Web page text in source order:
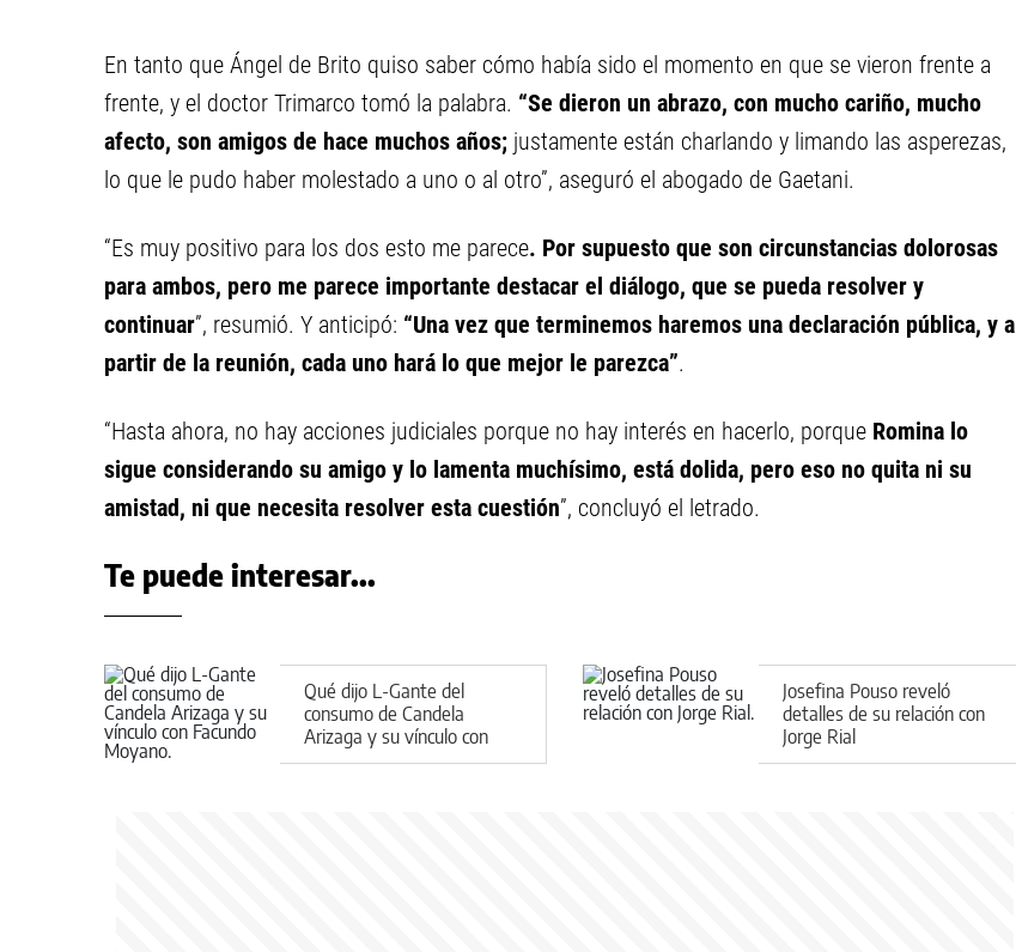
En tanto que Ángel de Brito quiso saber cómo había sido el momento en que se vieron frente a
frente, y el doctor Trimarco tomó la palabra. “Se dieron un abrazo, con mucho cariño, mucho
afecto, son amigos de hace muchos años; justamente están charlando y limando las asperezas,
lo que le pudo haber molestado a uno o al otro”, aseguró el abogado de Gaetani.
“Es muy positivo para los dos esto me parece. Por supuesto que son circunstancias dolorosas
para ambos, pero me parece importante destacar el diálogo, que se pueda resolver y
continuar”, resumió. Y anticipó: “Una vez que terminemos haremos una declaración pública, y a
partir de la reunión, cada uno hará lo que mejor le parezca”.
“Hasta ahora, no hay acciones judiciales porque no hay interés en hacerlo, porque Romina lo
sigue considerando su amigo y lo lamenta muchísimo, está dolida, pero eso no quita ni su
amistad, ni que necesita resolver esta cuestión”, concluyó el letrado.
Te puede interesar...
Qué dijo L-Gante del
consumo de Candela
Arizaga y su vínculo con
Facundo Moyano
Josefina Pouso reveló
detalles de su relación con
Jorge Rial